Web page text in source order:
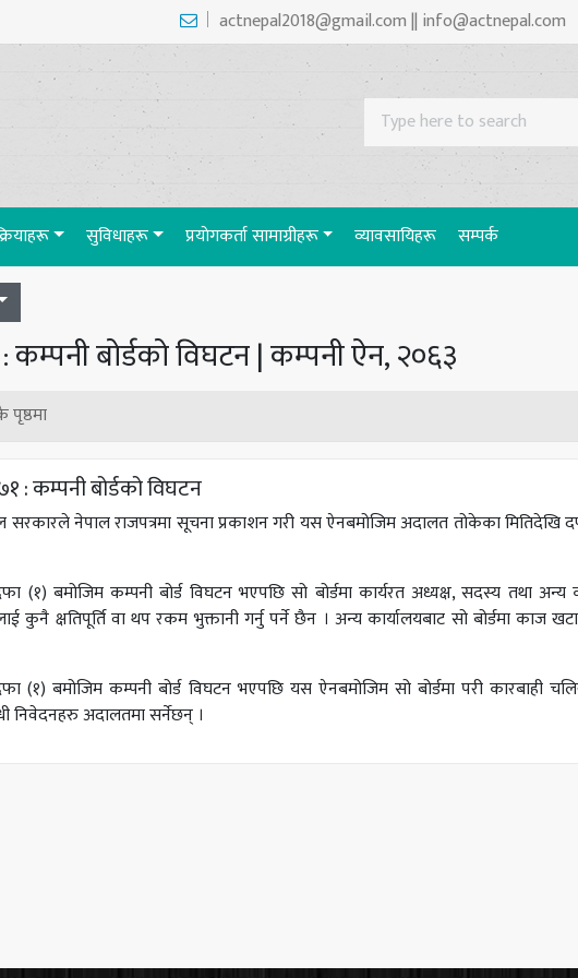
actnepal2018@gmail.com || info@actnepal.com
सुविधाहरू प्रयाेगकर्ता सामाग्रीहरू व्यावसायिहरू सम्पर्क
बोर्डको विघटन | कम्पनी ऐन, २०६३
पृष्ठमा
: कम्पनी बोर्डको विघटन
सरकारले नेपाल राजपत्रमा सूचना प्रकाशन गरी यस ऐनबमोजिम अदालत तोकेका मितिदेखि
(१) बमोजिम कम्पनी बोर्ड विघटन भएपछि सो बोर्डमा कार्यरत अध्यक्ष, सदस्य तथा अन्य
कुनै क्षतिपूर्ति वा थप रकम भुक्तानी गर्नु पर्ने छैन । अन्य कार्यालयबाट सो बोर्डमा काज
(१) बमोजिम कम्पनी बोर्ड विघटन भएपछि यस ऐनबमोजिम सो बोर्डमा परी कारबाही
निवेदनहरु अदालतमा सर्नेछन् ।